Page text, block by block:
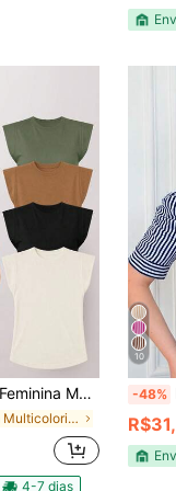
Casual 100% Algodão - F00
em Multicolorido T-Shirts Mulher
4-7 dias
10
-48%